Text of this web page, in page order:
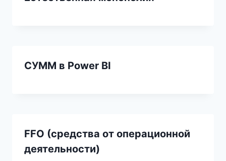
СУММ в Power BI
FFO (средства от операционной
деятельности)